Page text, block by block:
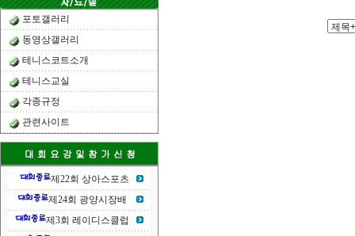
포토갤러리
동영상갤러리
테니스코트소개
테니스교실
각종규정
관련사이트
제22회 상아스포츠
제24회 광양시장배
제3회 레이디스클럽